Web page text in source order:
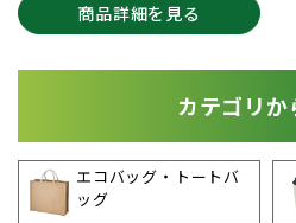
商品詳細を見る
カテゴリか
エコバッグ・トートバ
ッグ